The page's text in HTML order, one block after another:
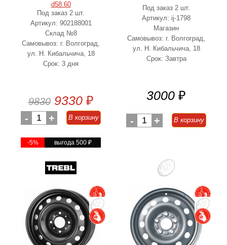
d58.60
Под заказ 2 шт.
Артикул: 902188001
Склад №8
Самовывоз: г. Волгоград,
ул. Н. Кибальчича, 18
Срок: 3 дня
9830 9330 ₽
- 1 + В корзину
-5% выгода 500 ₽
Под заказ 2 шт.
Артикул: ij-1798
Магазин
Самовывоз: г. Волгоград,
ул. Н. Кибальчича, 18
Срок: Завтра
3000 ₽
- 1 + В корзину